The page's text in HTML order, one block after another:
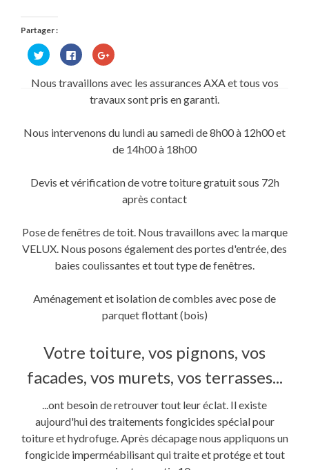
Partager :
Cliquez
pour
partager
Twitter(ouvre
Cliquez
pour
partager
sur
Facebook(ouvre
dans
une
Cliquez
pour
Google+
dans
fenêtre)
Nous travaillons avec les assurances AXA et tous vos
travaux sont pris en garanti.
Nous intervenons du lundi au samedi de 8h00 à 12h00 et
de 14h00 à 18h00
Devis et vérification de votre toiture gratuit sous 72h
après contact
Pose de fenêtres de toit. Nous travaillons avec la marque
VELUX. Nous posons également des portes d'entrée, des
baies coulissantes et tout type de fenêtres.
Aménagement et isolation de combles avec pose de
parquet flottant (bois)
Votre toiture, vos pignons, vos
facades, vos murets, vos terrasses...
...ont besoin de retrouver tout leur éclat. Il existe
aujourd'hui des traitements fongicides spécial pour
toiture et hydrofuge. Après décapage nous appliquons un
fongicide imperméabilisant qui traite et protége et tout